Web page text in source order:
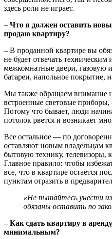
здесь роли не играет.
– Что я должен оставить
продаю квартиру?
– В проданной квартире вы
не будет отвечать
межкомнатные двери, газовую
батареи, напольное покрытие,
Мы также обращаем внимание
встроенные световые приборы,
Потому что бывает, люди
потолок рвется и возникает
Все остальное — по
оставляют новым владельцам
бытовую технику,
Главное правило: чтобы
все, что в квартире остается
пунктам отразить в
«Не пытайтесь унести
обязаны оставить по
– Как сдать квартиру в
минимальным?